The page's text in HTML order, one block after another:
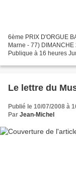
6ème PRIX D'ORGUE
Marne - 77)
Publique à 16 heures
Le lettre du
Publié le 10/07/2008 à
Par Jean-Michel